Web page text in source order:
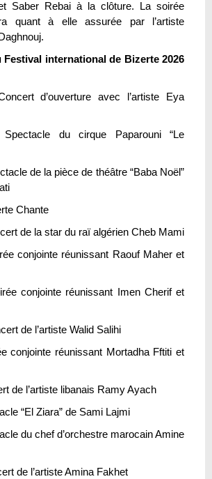
Saber Rebai à la clôture. La soirée
quant à elle assurée par l’artiste
Festival international de Bizerte 2026
d’ouverture avec l’artiste Eya
du cirque Paparouni “Le
de la pièce de théâtre “Baba Noël”
Chante
de la star du raï algérien Cheb Mami
conjointe réunissant Raouf Maher et
conjointe réunissant Imen Cherif et
de l’artiste Walid Salihi
conjointe réunissant Mortadha Fftiti et
de l’artiste libanais Ramy Ayach
“El Ziara” de Sami Lajmi
du chef d’orchestre marocain Amine
de l’artiste Amina Fakhet